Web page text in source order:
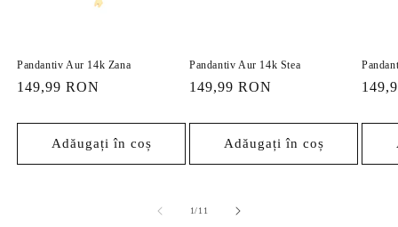
Pandantiv Aur 14k Zana
Preț
149,99 RON
Adăugați în coș
Pandantiv Aur 14k Stea
Preț
149,99 RON
Adăugați în coș
Preț
1/din
11